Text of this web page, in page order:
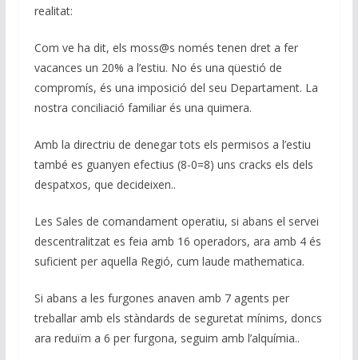
realitat:
Com ve ha dit, els moss@s només tenen dret a fer
vacances un 20% a l’estiu. No és una qüestió de
compromís, és una imposició del seu Departament. La
nostra conciliació familiar és una quimera.
Amb la directriu de denegar tots els permisos a l’estiu
també es guanyen efectius (8-0=8) uns cracks els dels
despatxos, que decideixen..
Les Sales de comandament operatiu, si abans el servei
descentralitzat es feia amb 16 operadors, ara amb 4 és
suficient per aquella Regió, cum laude mathematica.
Si abans a les furgones anaven amb 7 agents per
treballar amb els stàndards de seguretat mínims, doncs
ara reduïm a 6 per furgona, seguim amb l’alquímia..